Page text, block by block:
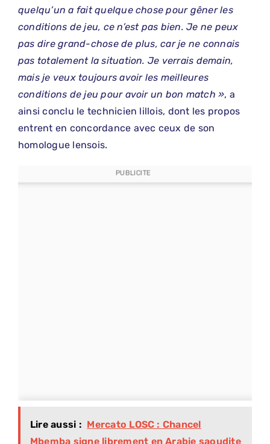
quelqu’un a fait quelque chose pour gêner les
conditions de jeu, ce n’est pas bien. Je ne peux
pas dire grand-chose de plus, car je ne connais
pas totalement la situation. Je verrais demain,
mais je veux toujours avoir les meilleures
conditions de jeu pour avoir un bon match », a
ainsi conclu le technicien lillois, dont les propos
entrent en concordance avec ceux de son
homologue lensois.
PUBLICITE
Lire aussi : Mercato LOSC : Chancel
Mbemba signe librement en Arabie saoudite